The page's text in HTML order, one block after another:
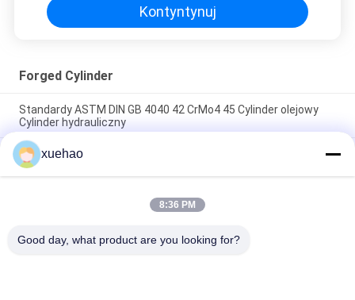
Kontyntynuj
Forged Cylinder
Standardy ASTM DIN GB 4040 42 CrMo4 45 Cylinder olejowy
Cylinder hydrauliczny
Cylindryczny korpus z wykutego odkuwką swobodną ASTM,
kształtowany, otwarty, odkuwany
Wyposażenie w rurki dla kotłów pod wysokim ciśnieniem
zgodnie ze standardem ASTM DIN, wysokiej jakości
xuehao
8:36 PM
Good day, what product are you looking for?